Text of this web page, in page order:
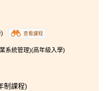
基礎。除了在課堂
活動讓學生參加，
的北京交流團，也
這裡的老師對教學
激他們的幫助及栽
的夢想。
)
查看課程
系統管理)(高年級入學)
制課程)